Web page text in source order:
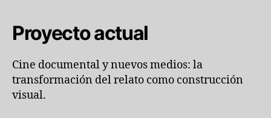
Proyecto actual
Cine documental y nuevos medios: la
transformación del relato como construcción
visual.